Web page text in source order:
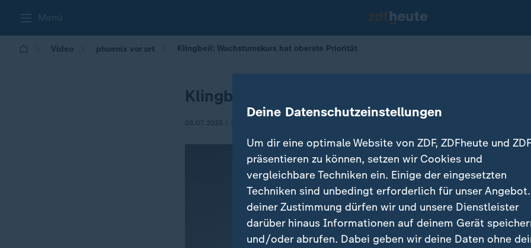
Menü
Video phoenix vor ort Klingbeil: Wachstumskurs hat oberste Priorität
Klingbeil: Wachstumskurs hat oberste
03.07.2025 | 13:24
Deine Datenschutzeinstellungen
Um dir eine optimale Website von ZDF, ZDFheute und
präsentieren zu können, setzen wir Cookies und
vergleichbare Techniken ein. Einige der eingesetzten
Techniken sind unbedingt erforderlich für unser
deiner Zustimmung dürfen wir und unsere Dienstleister
darüber hinaus Informationen auf deinem Gerät
und/oder abrufen. Dabei geben wir deine Daten ohne